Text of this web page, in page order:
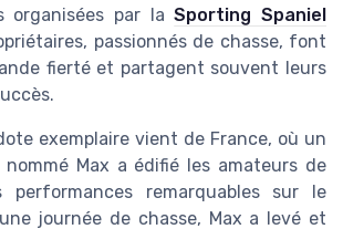
organisées par laSporting Spaniel
passionnés de chasse, font
fierté et partagent souvent leurs
exemplaire vient de France, où un
nommé Max a édifié les amateurs de
performances remarquables sur le
journée de chasse, Max a levé et